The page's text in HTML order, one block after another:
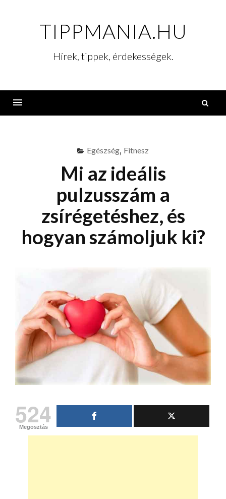
TIPPMANIA.HU
Hírek, tippek, érdekességek.
Egészség, Fitnesz
Mi az ideális
pulzusszám a
zsírégetéshez, és
hogyan számoljuk ki?
524
Megosztás